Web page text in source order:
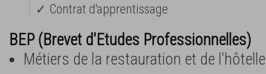
✓ Contrat d'apprentissage
BEP (Brevet d'Etudes Professionnelles)
Métiers de la restauration et de